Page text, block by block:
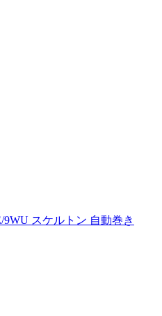
9WU スケルトン 自動巻き